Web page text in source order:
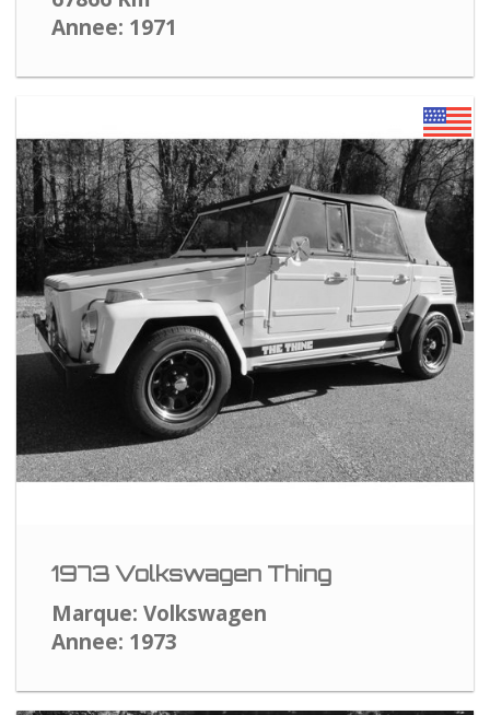
Annee: 1971
1973 Volkswagen Thing
Marque: Volkswagen
Annee: 1973